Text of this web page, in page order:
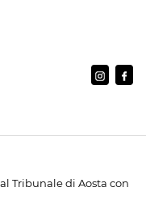
Tribunale di Aosta con